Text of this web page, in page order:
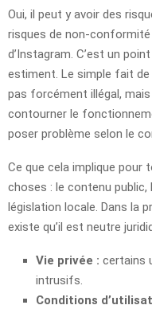
Oui, il peut y avoir des
risques de non-
d’Instagram. C’est un
estiment. Le simple fait de
pas forcément illégal, mais
contourner le
poser problème selon le
Ce que cela implique pour
choses : le contenu public,
législation locale. Dans la
existe qu’il est neutre
Vie privée : certains
intrusifs.
Conditions